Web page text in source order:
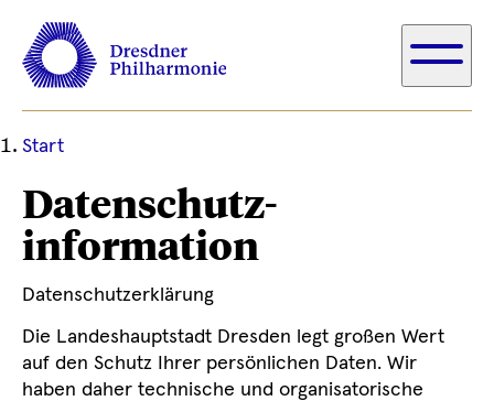
Ihre
Position
Start
Datenschutz­
information
Datenschutzerklärung
Die Landeshauptstadt Dresden legt großen Wert
auf den Schutz Ihrer persönlichen Daten. Wir
haben daher technische und organisatorische